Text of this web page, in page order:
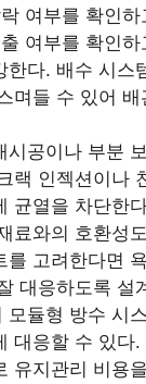
여부를 확인
여부를 확인
한다. 배수 시스
며들 수 있어
시공이나 부분
랙 인젝션이나
균열을 차단한
료와의 호환성
를 고려한다면
대응하도록 설
모듈형 방수 시
대응할 수 있다.
유지관리 비용